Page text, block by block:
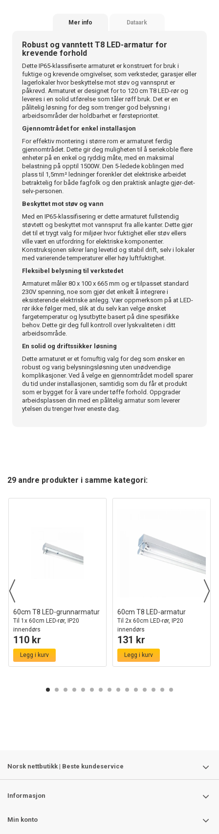
Mer info Dataark
Robust og vanntett T8 LED-armatur for
krevende forhold
Dette IP65-klassifiserte armaturet er konstruert for bruk i
fuktige og krevende omgivelser, som verksteder, garasjer eller
lagerlokaler hvor beskyttelse mot støv og vannsprut er
påkrevd. Armaturet er designet for to 120 cm T8 LED-rør og
leveres i en solid utførelse som tåler røff bruk. Det er en
pålitelig løsning for deg som trenger god belysning i
arbeidsområder der holdbarhet er førsteprioritet.
Gjennomtrådet for enkel installasjon
For effektiv montering i større rom er armaturet ferdig
gjennomtrådet. Dette gir deg muligheten til å seriekoble flere
enheter på en enkel og ryddig måte, med en maksimal
belastning på opptil 1500W. Den 5-ledede koblingen med
plass til 1,5mm² ledninger forenkler det elektriske arbeidet
betraktelig for både fagfolk og den praktisk anlagte gjør-det-
selv-personen.
Beskyttet mot støv og vann
Med en IP65-klassifisering er dette armaturet fullstendig
støvtett og beskyttet mot vannsprut fra alle kanter. Dette gjør
det til et trygt valg for miljøer hvor fuktighet eller støv ellers
ville vært en utfordring for elektriske komponenter.
Konstruksjonen sikrer lang levetid og stabil drift, selv i lokaler
med varierende temperaturer eller høy luftfuktighet.
Fleksibel belysning til verkstedet
Armaturet måler 80 x 100 x 665 mm og er tilpasset standard
230V spenning, noe som gjør det enkelt å integrere i
eksisterende elektriske anlegg. Vær oppmerksom på at LED-
rør ikke følger med, slik at du selv kan velge ønsket
fargetemperatur og lysutbytte basert på dine spesifikke
behov. Dette gir deg full kontroll over lyskvaliteten i ditt
arbeidsområde.
En solid og driftssikker løsning
Dette armaturet er et fornuftig valg for deg som ønsker en
robust og varig belysningsløsning uten unødvendige
komplikasjoner. Ved å velge en gjennomtrådet modell sparer
du tid under installasjonen, samtidig som du får et produkt
som er bygget for å vare under tøffe forhold. Oppgrader
arbeidsplassen din med en pålitelig armatur som leverer
ytelsen du trenger hver eneste dag.
29 andre produkter i samme kategori:
60cm T8 LED-grunnarmatur
Til 1x 60cm LED-rør, IP20
innendørs
110 kr
Legg i kurv
60cm T8 LED-armatur
Til 2x 60cm LED-rør, IP20
innendørs
131 kr
Legg i kurv
Norsk nettbutikk | Beste kundeservice
Informasjon
Min konto